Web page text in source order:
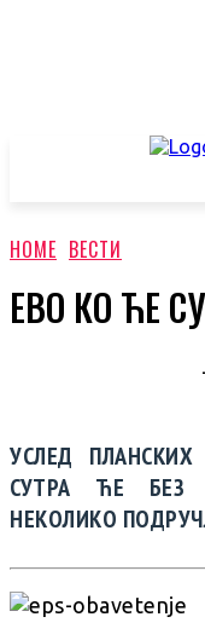
HOME ВЕСТИ
ЕВО КО ЋЕ
УСЛЕД
СУТРА ЋЕ БЕЗ
НЕКОЛИКО